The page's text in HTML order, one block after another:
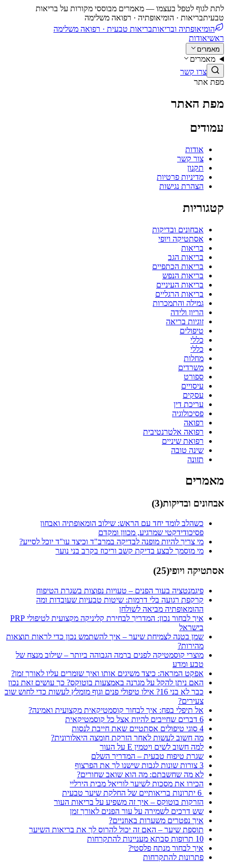
לתת לגוף לטפל בעצמו — מאמרים מבוססי מקורות על בריאות
טבעיתבריאות · הומיאופתיה · רפואה משלימה
הומיאופתיה ובריאותבריאות טבעית · רפואה משלימה
ראשיאודות
מאמרים
מאמרים
צרו קשר
מפת אתר
מפת האתר
עמודים
אודות
צור קשר
תקנון
מדיניות פרטיות
הצהרת נגישות
קטגוריות
אבחונים ובדיקות
אסתטיקה ויופי
בריאות
בריאות הגב
בריאות הכתפיים
בריאות הנפש
בריאות העיניים
בריאות הרגליים
גמילה והתמכרות
הריון ולידה
זוגיות בריאה
טיפולים
כללי
כללי
מחלות
משרדים
ספורט
עיסויים
עסקים
עריכת דין
פסיכולוגיה
רפואה
רפואה אלטרנטיבית
רפואת שיניים
שינה טובה
תזונה
מאמרים
אבחונים ובדיקות(
3
)
כשהלב לומד יחד עם הראש: שילוב הומאופתיה ואבחון
פסיכודידקטי שמרגיע, מכוון ומקדם
מי צריך להיות מופנה לבדיקה במרב"ד וכיצד עו"ד יוכל לסייע?
מי מוסמך לבצע בדיקת קשב וריכוז בקרב בני נוער
אסתטיקה ויופי(
25
)
פיגמנטציה בעור הפנים – טעויות נפוצות בשגרת הטיפוח
קרקפת רגועה בלי דרמות: שיטות טבעיות שעובדות ומה
ההומאופתיה מביאה לשולחן
איך לבחור נכון: המדריך לבחירת קליניקה מקצועית לטיפולי PRP
בישראל
שמן בטנה לצמיחת שיער – איך להשתמש נכון כדי לראות תוצאות
מהירות?
מוצרי קוסמטיקה לפנים ברמה הגבוהה ביותר – שילוב מנצח של
טבע ומדע
אפקט המראה: כיצד משיגים אותו ואיך שומרים עליו לאורך זמן?
האם ניתן להקל על מגרנה באמצעות בוטוקס? כך עושים זאת נכון
כבר לא בני 16? אילו טיפולי פנים וגוף מומלץ לעשות כדי לחוש שוב
צעירים?
אל תיפלי בפח: איך לבחור קוסמטיקאית מקצועית ואמינה?
6 דברים שחייבים להיות אצל כל קוסמטיקאית
4 סוגי טיפולים אסתטיים שאת חייבת לנסות
מה חשוב לעשות לאחר הזרקת חומצה היאלורונית?
למה חשוב לשים ויטמין E על העור
שגרת טיפוח טבעית – המדריך השלם
3 צורות שונות לגבות שישנו לך את הפרצוף
לא מה שחשבתם: מה הוא שואב שחורים?
הכירו את מסכות לשיער לוריאל מבית הירליי
הזרקות בוטוקס – איך זה משפיע על בריאות העור
שש דרכים לשמירה על עור הפנים לאורך זמן
איך נפטרים משערות באוזניים?
תוספת שיער – האם זה יכול להרוס לך את בריאות השיער
10 תרופות סבתא מעניינות להתקרחות
איך לבחור מנתח פלסטי?
פתרונות להתקרחות